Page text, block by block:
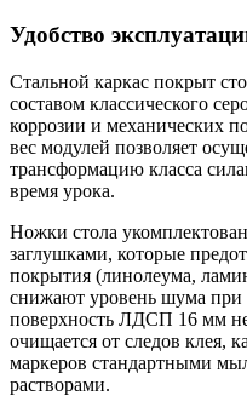
Удобство
Стальной каркас покрыт
составом классического
коррозии и механических
вес модулей позволяет
трансформацию класса
время урока.
Ножки стола
заглушками, которые
покрытия (линолеума,
снижают уровень шума при
поверхность ЛДСП 16 мм
очищается от следов клея,
маркеров стандартными
растворами.